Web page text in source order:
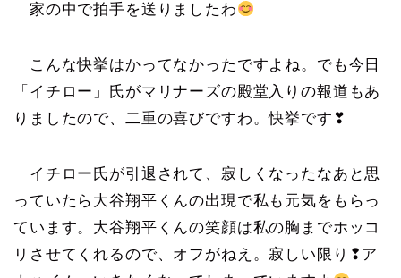
家の中で拍手を送りましたわ
こんな快挙はかってなかったですよね。でも今日
「イチロー」氏がマリナーズの殿堂入りの報道もあ
りましたので、二重の喜びですわ。快挙です❣
イチロー氏が引退されて、寂しくなったなあと思
っていたら大谷翔平くんの出現で私も元気をもらっ
ています。大谷翔平くんの笑顔は私の胸までホッコ
リさせてくれるので、オフがねえ。寂しい限り❢ア